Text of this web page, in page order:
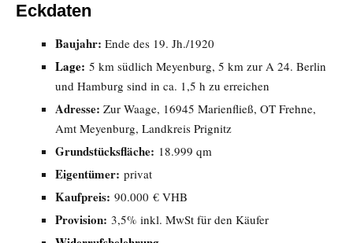
Eckdaten
Baujahr: Ende des 19. Jh./1920
Lage: 5 km südlich Meyenburg, 5 km zur A 24. Berlin
und Hamburg sind in ca. 1,5 h zu erreichen
Adresse: Zur Waage, 16945 Marienfließ, OT Frehne,
Amt Meyenburg, Landkreis Prignitz
Grundstücksfläche: 18.999 qm
Eigentümer: privat
Kaufpreis: 90.000 € VHB
Provision: 3,5% inkl. MwSt für den Käufer